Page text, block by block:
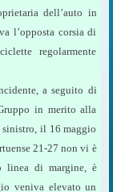
dell’auto in
l’opposta corsia di
regolarmente
a seguito di
in merito alla
il 16 maggio
21-27 non vi è
linea di margine, è
veniva elevato un